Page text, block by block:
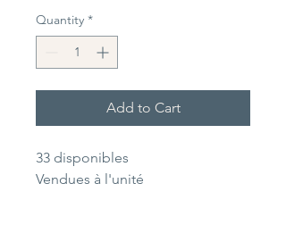
Quantity *
Add to Cart
33 disponibles
Vendues à l'unité